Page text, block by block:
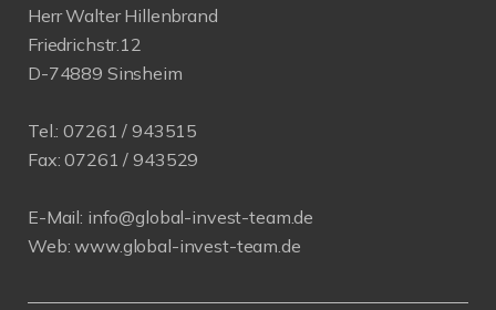
Herr Walter Hillenbrand
Friedrichstr.12
D-74889 Sinsheim
Tel.:07261 / 943515
Fax: 07261 / 943529
E-Mail: info@global-invest-team.de
Web:www.global-invest-team.de